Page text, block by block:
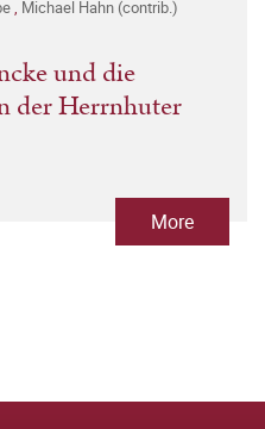
, Michael Hahn (contrib.)
und die
der Herrnhuter
More